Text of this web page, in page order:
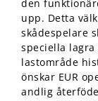
den
upp. Detta
skådespelare
speciella lagra
lastområde
önskar EUR
andlig